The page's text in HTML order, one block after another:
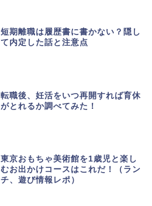
短期離職は履歴書に書かない？隠し
て内定した話と注意点
転職後、妊活をいつ再開すれば育休
がとれるか調べてみた！
東京おもちゃ美術館を1歳児と楽し
むお出かけコースはこれだ！（ラン
チ、遊び情報レポ）